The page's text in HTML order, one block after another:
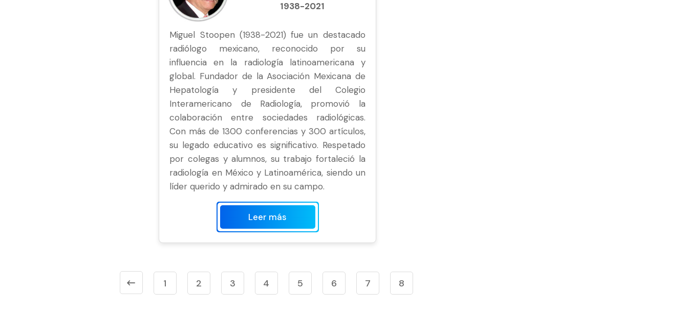
1938-2021
Miguel Stoopen (1938-2021) fue un destacado
radiólogo mexicano, reconocido por su
influencia en la radiología latinoamericana y
global. Fundador de la Asociación Mexicana de
Hepatología y presidente del Colegio
Interamericano de Radiología, promovió la
colaboración entre sociedades radiológicas.
Con más de 1300 conferencias y 300 artículos,
su legado educativo es significativo. Respetado
por colegas y alumnos, su trabajo fortaleció la
radiología en México y Latinoamérica, siendo un
líder querido y admirado en su campo.
Leer más
1 2 3 4 5 6 7 8